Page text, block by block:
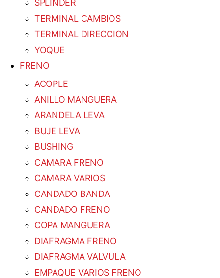
SPLINDER
TERMINAL CAMBIOS
TERMINAL DIRECCION
YOQUE
FRENO
ACOPLE
ANILLO MANGUERA
ARANDELA LEVA
BUJE LEVA
BUSHING
CAMARA FRENO
CAMARA VARIOS
CANDADO BANDA
CANDADO FRENO
COPA MANGUERA
DIAFRAGMA FRENO
DIAFRAGMA VALVULA
EMPAQUE VARIOS FRENO